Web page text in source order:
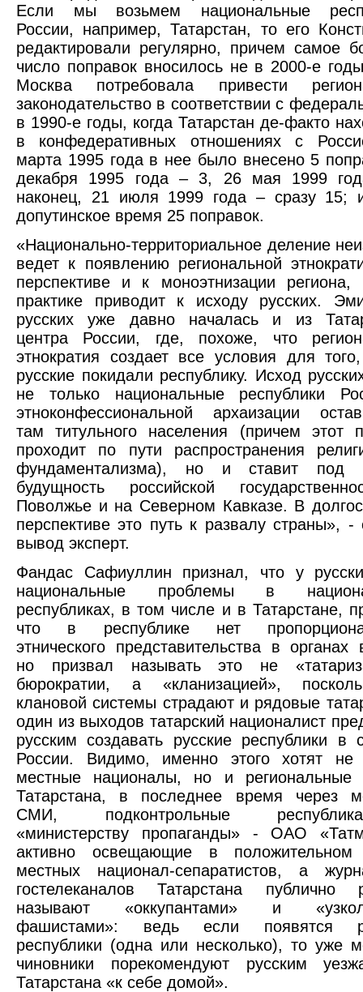
Если мы возьмем национальные
России, например, Татарстан, то его
редактировали регулярно, причем самое
число поправок вносилось не в 2000-е
Москва потребовала привести
законодательство в соответствии с
в 1990-е годы, когда Татарстан де-факто
в конфедеративных отношениях с
марта 1995 года в нее было внесено 5
декабря 1995 года – 3, 26 мая 1999
наконец, 21 июля 1999 года – сразу 15;
допутинское время 25 поправок.
«Национально-территориальное деление
ведет к появлению региональной
перспективе и к моноэтнизации региона,
практике приводит к исходу русских.
русских уже давно началась и из
центра России, где, похоже, что
этнократия создает все условия для
русские покидали республику. Исход
не только национальные республики
этноконфессиональной архаизации
там титульного населения (причем этот
проходит по пути распространения
фундаментализма), но и ставит под
будущность российской
Поволжье и на Северном Кавказе. В
перспективе это путь к развалу страны», -
вывод эксперт.
Фандас Сафиуллин признал, что у
национальные проблемы в
республиках, в том числе и в Татарстане,
что в республике нет
этнического представительства в органах
но призвал называть это не
бюрократии, а «кланизацией»,
клановой системы страдают и рядовые
один из выходов татарский националист
русским создавать русские республики в
России. Видимо, именно этого хотят не
местные националы, но и региональные
Татарстана, в последнее время через
СМИ, подконтрольные
«министерству пропаганды» - ОАО
активно освещающие в положительном
местных национал-сепаратистов, а
гостелеканалов Татарстана публично
называют «оккупантами» и
фашистами»: ведь если появятся
республики (одна или несколько), то уже
чиновники порекомендуют русским
Татарстана «к себе домой».